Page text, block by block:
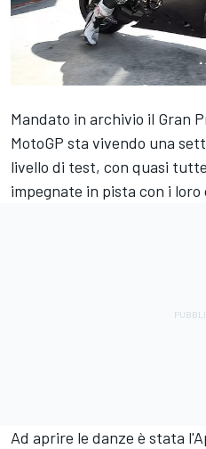
Mandato in archivio il Gran
MotoGP sta vivendo una
livello di test, con quasi
impegnate in pista con i
Ad aprire le danze è stata